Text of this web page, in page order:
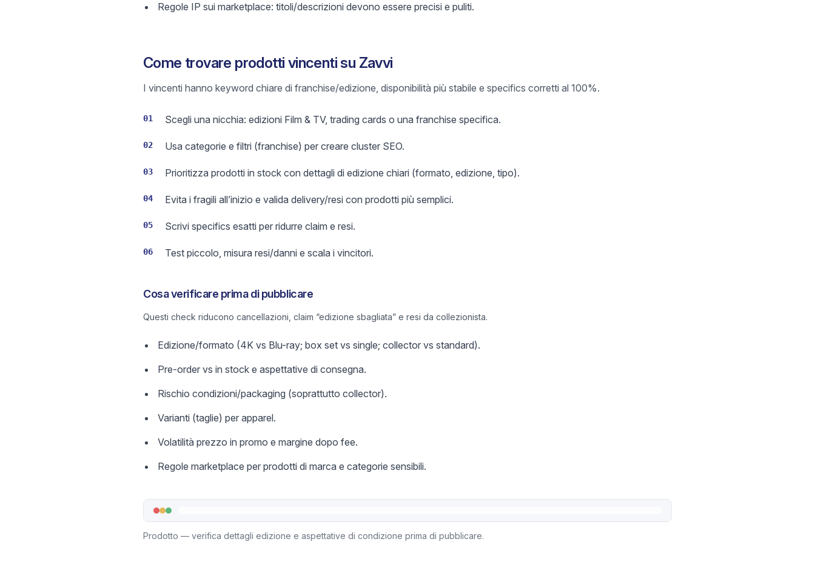
Regole IP sui marketplace: titoli/descrizioni devono essere precisi e puliti.
Come trovare prodotti vincenti su Zavvi
I vincenti hanno keyword chiare di franchise/edizione, disponibilità più stabile e specifics corretti al 100%.
01 Scegli una nicchia: edizioni Film & TV, trading cards o una franchise specifica.
02 Usa categorie e filtri (franchise) per creare cluster SEO.
03 Prioritizza prodotti in stock con dettagli di edizione chiari (formato, edizione, tipo).
04 Evita i fragili all’inizio e valida delivery/resi con prodotti più semplici.
05 Scrivi specifics esatti per ridurre claim e resi.
06 Test piccolo, misura resi/danni e scala i vincitori.
Cosa verificare prima di pubblicare
Questi check riducono cancellazioni, claim “edizione sbagliata” e resi da collezionista.
Edizione/formato (4K vs Blu-ray; box set vs single; collector vs standard).
Pre-order vs in stock e aspettative di consegna.
Rischio condizioni/packaging (soprattutto collector).
Varianti (taglie) per apparel.
Volatilità prezzo in promo e margine dopo fee.
Regole marketplace per prodotti di marca e categorie sensibili.
Prodotto — verifica dettagli edizione e aspettative di condizione prima di pubblicare.